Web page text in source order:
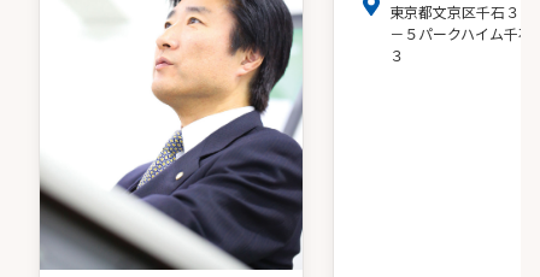
東京都文京区千石３－
－５パークハイム千石
３